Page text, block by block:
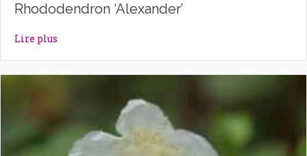
Rhododendron ‘Alexander’
Lire plus